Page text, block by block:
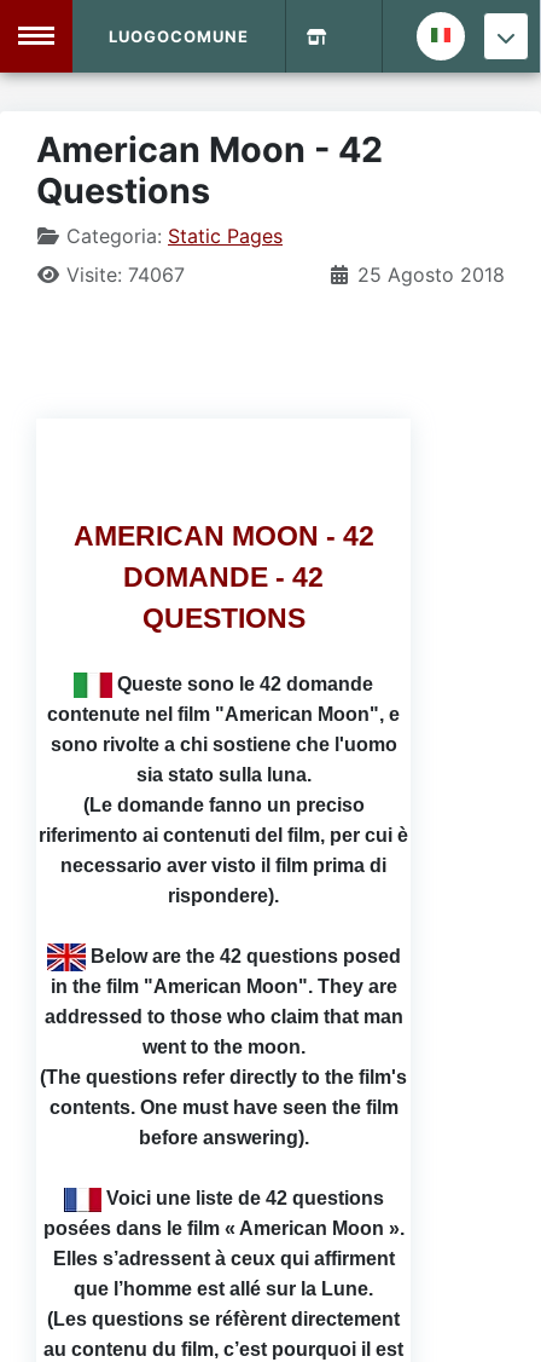
Home
LUOGOCOMUNE
American Moon - 42
Questions
Categoria: Static Pages
25 Agosto 2018
Visite: 74067
AMERICAN MOON - 42
DOMANDE - 42
QUESTIONS
Queste sono le 42 domande
contenute nel film "American Moon", e
sono rivolte a chi sostiene che l'uomo
sia stato sulla luna.
(Le domande fanno un preciso
riferimento ai contenuti del film, per cui è
necessario aver visto il film prima di
rispondere).
Below are the 42 questions posed
in the film "American Moon". They are
addressed to those who claim that man
went to the moon.
(The questions refer directly to the film's
contents. One must have seen the film
before answering).
Voici une liste de 42 questions
posées dans le film « American Moon ».
Elles s’adressent à ceux qui affirment
que l’homme est allé sur la Lune.
(Les questions se réfèrent directement
au contenu du film, c’est pourquoi il est